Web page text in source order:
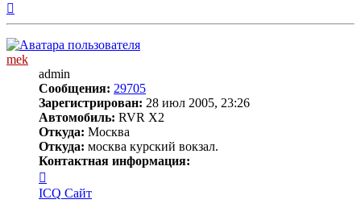
mek
admin
Сообщения: 29705
Зарегистрирован: 28 июл 2005, 23:26
Автомобиль: RVR X2
Откуда: Москва
Откуда: москва курский вокзал.
Контактная информация:
информация
пользователя
ICQ Сайт